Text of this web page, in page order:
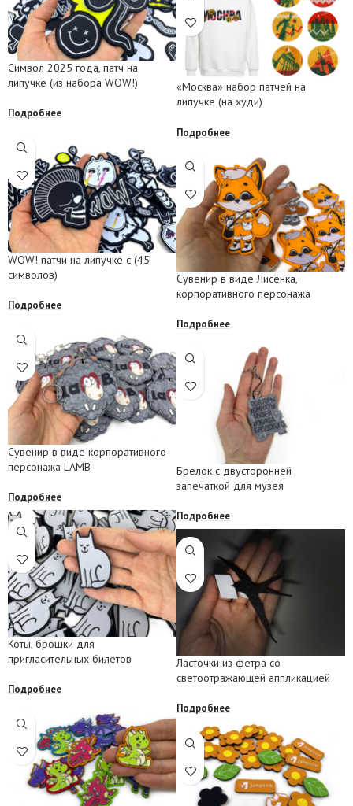
Символ 2025 года, патч на
липучке (из набора WOW!)
Подробнее
«Москва» набор патчей на
липучке (на худи)
Подробнее
WOW! патчи на липучке с (45
символов)
Подробнее
Сувенир в виде Лисёнка,
корпоративного персонажа
Подробнее
Сувенир в виде корпоративного
персонажа LAMB
Подробнее
Брелок с двусторонней
запечаткой для музея
Подробнее
Коты, брошки для
пригласительных билетов
Подробнее
Ласточки из фетра со
светоотражающей аппликацией
Подробнее